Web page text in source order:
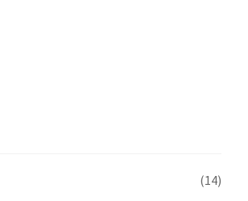
(14)